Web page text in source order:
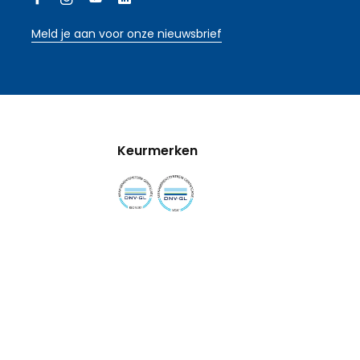
Meld je aan voor onze nieuwsbrief
Keurmerken